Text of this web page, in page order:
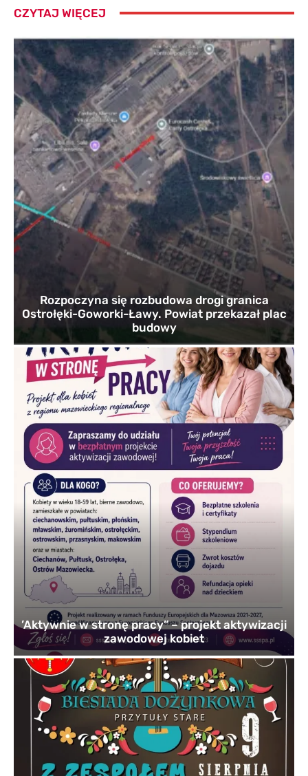
CZYTAJ WIĘCEJ
Rozpoczyna się rozbudowa drogi granica
Ostrołęki-Goworki-Ławy. Powiat przekazał plac
budowy
’Aktywnie w stronę pracy” – projekt aktywizacji
zawodowej kobiet